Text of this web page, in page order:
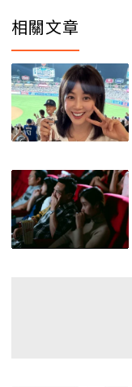
相關文章